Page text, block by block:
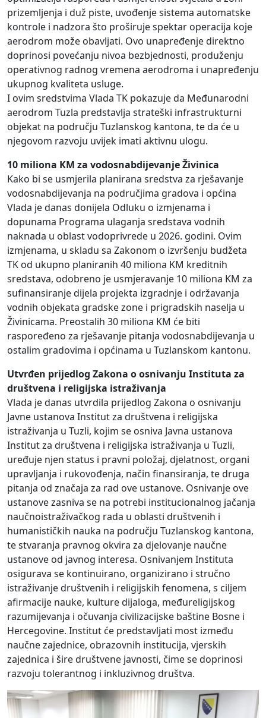
prizemljenja i duž piste, uvođenje sistema automatske
kontrole i nadzora što proširuje spektar operacija koje
aerodrom može obavljati. Ovo unapređenje direktno
doprinosi povećanju nivoa bezbjednosti, produženju
operativnog radnog vremena aerodroma i unapređenju
ukupnog kvaliteta usluge.
I ovim sredstvima Vlada TK pokazuje da Međunarodni
aerodrom Tuzla predstavlja strateški infrastrukturni
objekat na području Tuzlanskog kantona, te da će u
njegovom razvoju uvijek imati aktivnu ulogu.
10 miliona KM za vodosnabdijevanje Živinica
Kako bi se usmjerila planirana sredstva za rješavanje
vodosnabdijevanja na područjima gradova i općina
Vlada je danas donijela Odluku o izmjenama i
dopunama Programa ulaganja sredstava vodnih
naknada u oblast vodoprivrede u 2026. godini. Ovim
izmjenama, u skladu sa Zakonom o izvršenju budžeta
TK od ukupno planiranih 40 miliona KM kreditnih
sredstava, odobreno je usmjeravanje 10 miliona KM za
sufinansiranje dijela projekta izgradnje i održavanja
vodnih objekata gradske zone i prigradskih naselja u
Živinicama. Preostalih 30 miliona KM će biti
raspoređeno za rješavanje pitanja vodosnabdijevanja u
ostalim gradovima i općinama u Tuzlanskom kantonu.
Utvrđen prijedlog Zakona o osnivanju Instituta za
društvena i religijska istraživanja
Vlada je danas utvrdila prijedlog Zakona o osnivanju
Javne ustanova Institut za društvena i religijska
istraživanja u Tuzli, kojim se osniva Javna ustanova
Institut za društvena i religijska istraživanja u Tuzli,
uređuje njen status i pravni položaj, djelatnost, organi
upravljanja i rukovođenja, način finansiranja, te druga
pitanja od značaja za rad ove ustanove. Osnivanje ove
ustanove zasniva se na potrebi institucionalnog jačanja
naučnoistraživačkog rada u oblasti društvenih i
humanističkih nauka na području Tuzlanskog kantona,
te stvaranja pravnog okvira za djelovanje naučne
ustanove od javnog interesa. Osnivanjem Instituta
osigurava se kontinuirano, organizirano i stručno
istraživanje društvenih i religijskih fenomena, s ciljem
afirmacije nauke, kulture dijaloga, međureligijskog
razumijevanja i očuvanja civilizacijske baštine Bosne i
Hercegovine. Institut će predstavljati most između
naučne zajednice, obrazovnih institucija, vjerskih
zajednica i šire društvene javnosti, čime se doprinosi
razvoju tolerantnog i inkluzivnog društva.